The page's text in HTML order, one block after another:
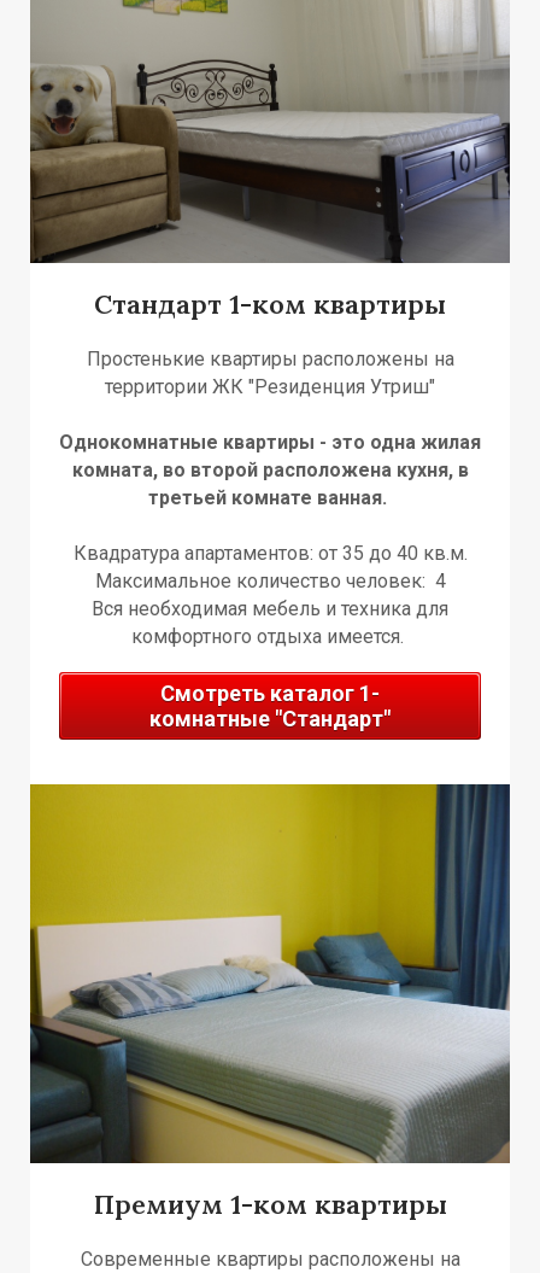
А
Р
Стандарт 1-ком квартиры
Простенькие квартиры расположены на
территории ЖК "Резиденция Утриш"
Однокомнатные квартиры - это одна жилая
комната, во второй расположена кухня, в
третьей комнате ванная.
Квадратура апартаментов: от 35 до 40 кв.м.
Максимальное количество человек: 4
Вся необходимая мебель и техника для
комфортного отдыха имеется.
Смотреть каталог 1-
комнатные "Стандарт"
Премиум 1-ком квартиры
Современные квартиры расположены на
А
Р
Ь
!